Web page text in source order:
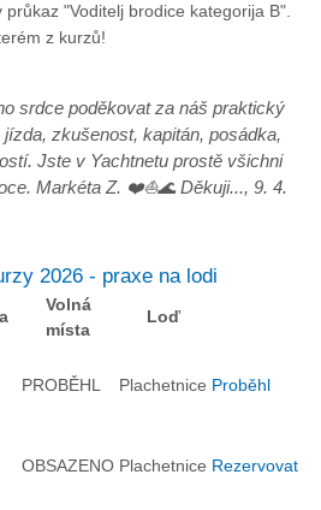
"Voditelj brodice kategorija B".
z kurzů!
srdce poděkovat za náš praktický
zkušenost, kapitán, posádka,
Jste v Yachtnetu prostě všichni
Markéta Z. ❤️⛵️🌊 Děkuji..., 9. 4.
2026 - praxe na lodi
Volná
místa
Loď
PROBĚHL Plachetnice Proběhl
OBSAZENO Plachetnice Rezervovat